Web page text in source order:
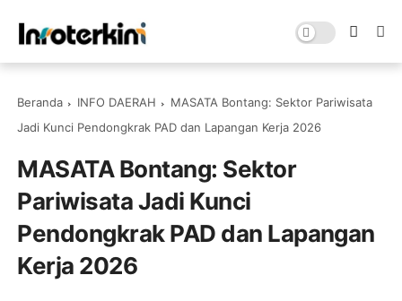
Beranda INFO DAERAH
MASATA Bontang: Sektor Pariwisata
Jadi Kunci Pendongkrak PAD dan Lapangan Kerja 2026
MASATA Bontang: Sektor
Pariwisata Jadi Kunci
Pendongkrak PAD dan Lapangan
Kerja 2026